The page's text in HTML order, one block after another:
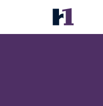
Hotel Le
цены